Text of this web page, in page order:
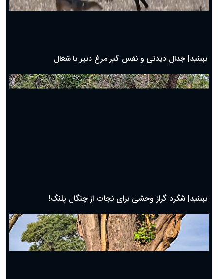
دعای روز اول ماه مبارک رمضان، ۳۰ بهمن ۱۴۰۴
ببینید| جدال دیدنی و نفس گیر مرغ دبیر با شغال
ببینید| شگرد گراز وحشی برای نجات از چنگال پلنگ!